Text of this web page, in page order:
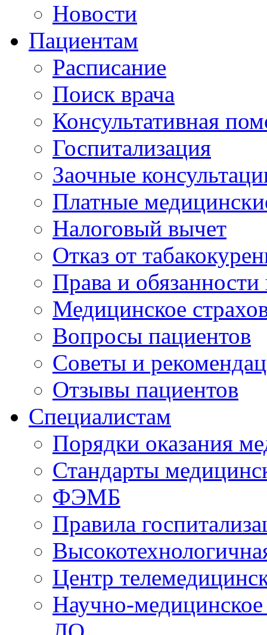
Новости
Пациентам
Расписание
Поиск врача
Консультативная
Госпитализация
Заочные
Платные
Налоговый вычет
Отказ от
Права и
Медицинское
Вопросы пациентов
Советы и
Отзывы пациентов
Специалистам
Порядки оказания
Стандарты
ФЭМБ
Правила
Центр
Научно-